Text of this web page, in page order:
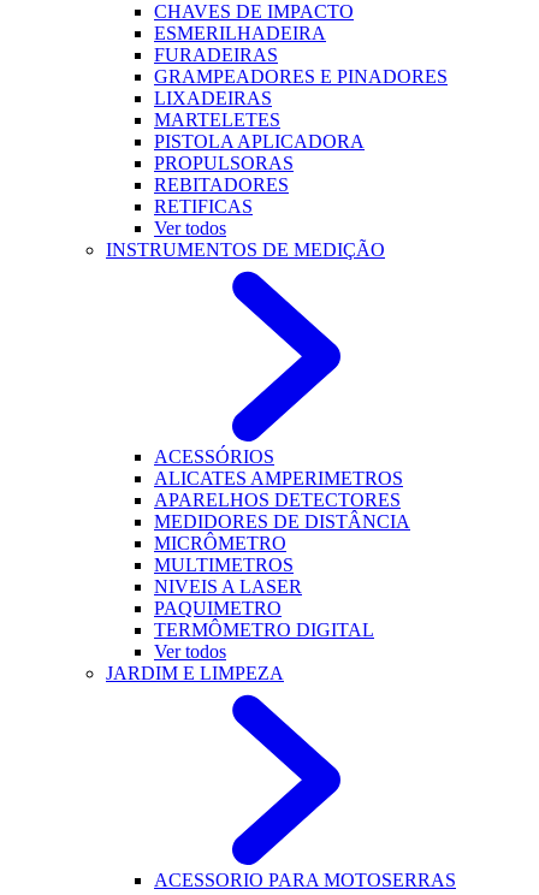
CHAVES DE IMPACTO
ESMERILHADEIRA
FURADEIRAS
GRAMPEADORES E PINADORES
LIXADEIRAS
MARTELETES
PISTOLA APLICADORA
PROPULSORAS
REBITADORES
RETIFICAS
Ver todos
INSTRUMENTOS DE MEDIÇÃO
ACESSÓRIOS
ALICATES AMPERIMETROS
APARELHOS DETECTORES
MEDIDORES DE DISTÂNCIA
MICRÔMETRO
MULTIMETROS
NIVEIS A LASER
PAQUIMETRO
TERMÔMETRO DIGITAL
Ver todos
JARDIM E LIMPEZA
ACESSORIO PARA MOTOSERRAS